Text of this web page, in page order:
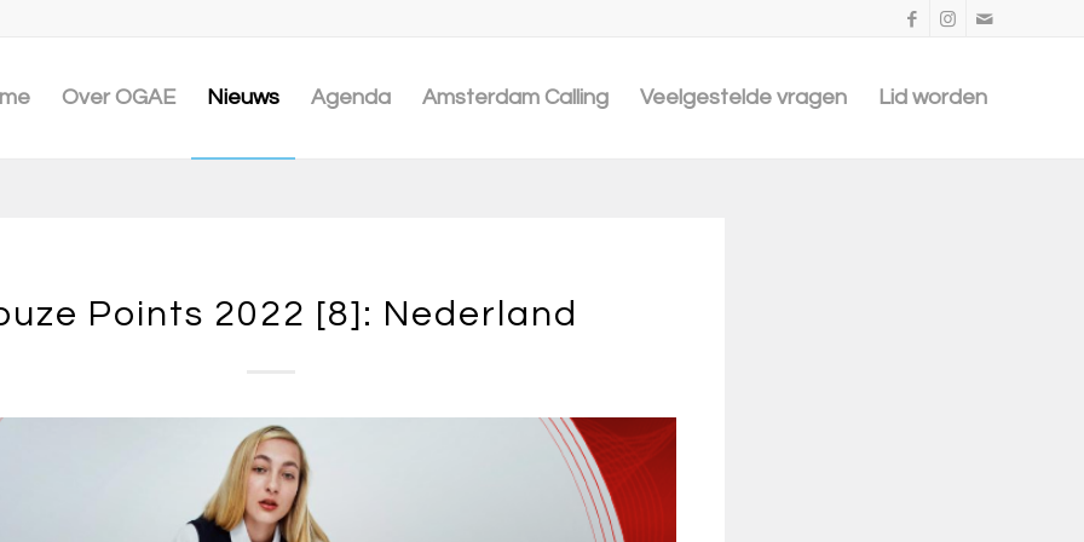
Over OGAE Nieuws Agenda Amsterdam Calling Veelgestelde vragen Lid worden
Points 2022 [8]: Nederland